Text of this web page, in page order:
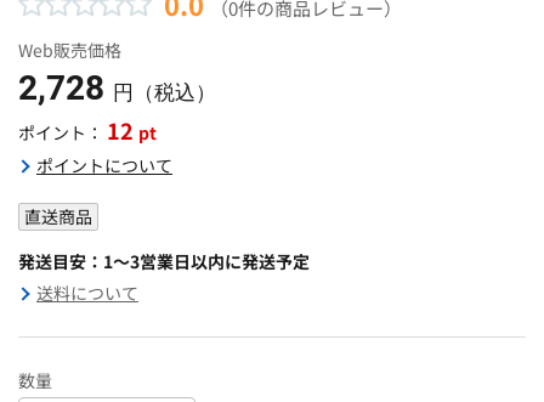
（0件の商品レビュー）
Web販売価格
2,728 円（税込）
ポイント： 12 pt
ポイントについて
直送商品
発送目安：1～3営業日以内に発送予定
送料について
数量